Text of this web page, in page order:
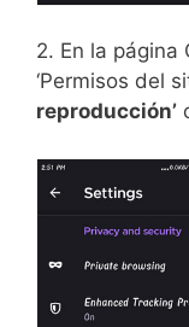
2. En la página
‘Permisos del
reproducción’